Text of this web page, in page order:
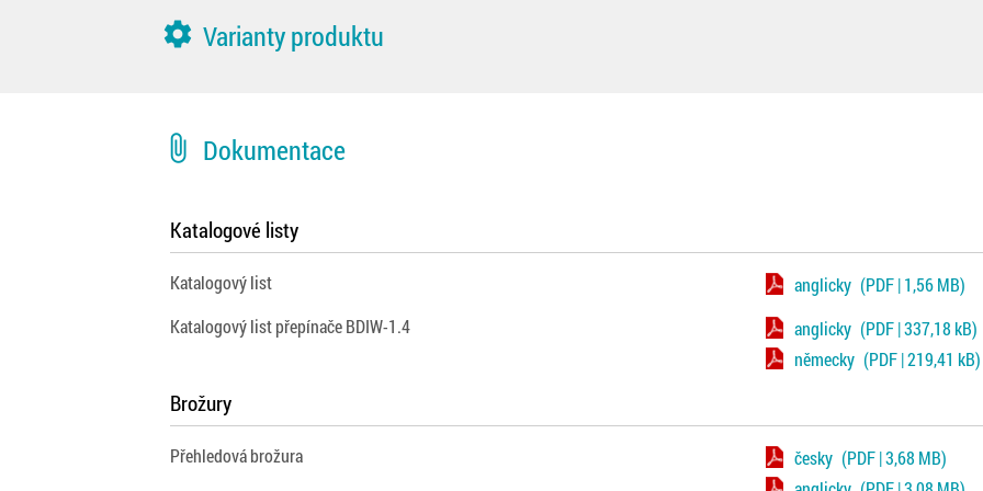
settings Varianty produktu
attach_file Dokumentace
Katalogové listy
Katalogový list anglicky (PDF | 1,56 MB)
Katalogový list přepínače BDIW-1.4
anglicky (PDF | 337,18 kB)
německy (PDF | 219,41 kB)
Brožury
Přehledová brožura česky (PDF | 3,68 MB)